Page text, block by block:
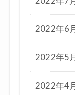
2022年6
2022年5
2022年4